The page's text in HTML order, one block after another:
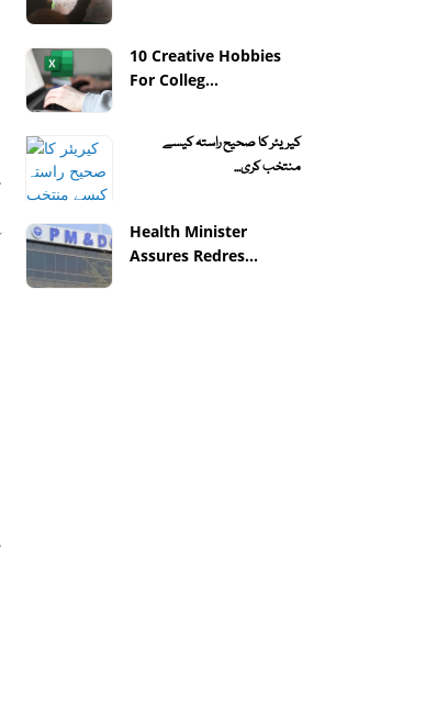
10 Creative Hobbies
For Colleg...
کیریئر کا صحیح راستہ کیسے
منتخب کری...
Health Minister
Assures Redres...